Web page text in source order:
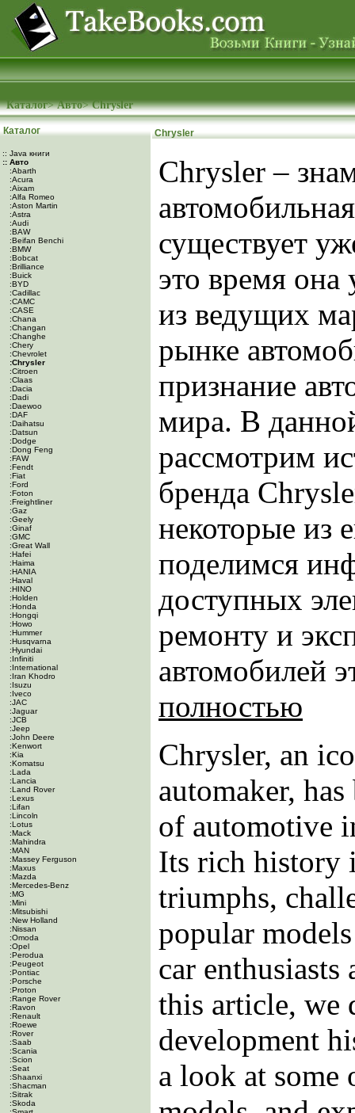
Каталог>Авто>Chrysler
Каталог
:: Java книги
:: Авто
:Abarth
:Acura
:Aixam
:Alfa Romeo
:Aston Martin
:Astra
:Audi
:BAW
:Beifan Benchi
:BMW
:Bobcat
:Brilliance
:Buick
:BYD
:Cadillac
:CAMC
:CASE
:Chana
:Changan
:Changhe
:Chery
:Chevrolet
:Chrysler
:Citroen
:Claas
:Dacia
:Dadi
:Daewoo
:DAF
:Daihatsu
:Datsun
:Dodge
:Dong Feng
:FAW
:Fendt
:Fiat
:Ford
:Foton
:Freightliner
:Gaz
:Geely
:Ginaf
:GMC
:Great Wall
:Hafei
:Haima
:HANIA
:Haval
:HINO
:Holden
:Honda
:Hongqi
:Howo
:Hummer
:Husqvarna
:Hyundai
:Infiniti
:International
:Iran Khodro
:Isuzu
:Iveco
:JAC
:Jaguar
:JCB
:Jeep
:John Deere
:Kenwort
:Kia
:Komatsu
:Lada
:Lancia
:Land Rover
:Lexus
:Lifan
:Lincoln
:Lotus
:Mack
:Mahindra
:MAN
:Massey Ferguson
:Maxus
:Mazda
:Mercedes-Benz
:MG
:Mini
:Mitsubishi
:New Holland
:Nissan
:Omoda
:Opel
:Perodua
:Peugeot
:Pontiac
:Porsche
:Proton
:Range Rover
:Ravon
:Renault
:Roewe
:Rover
:Saab
:Scania
:Scion
:Seat
:Shaanxi
:Shacman
:Sitrak
:Skoda
Chrysler
Chrysler –
существует
это время она
из ведущих
рынке
признание
мира. В
рассмотрим
бренда
некоторые из
поделимся
доступных
ремонту и
автомобилей
полностью
Chrysler, an
automaker,
of automotive
Its rich history
triumphs,
popular
car
this article, we
development
a look at some